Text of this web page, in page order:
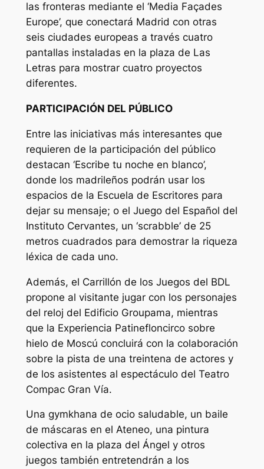
las fronteras mediante el ‘Media Façades
Europe’, que conectará Madrid con otras
seis ciudades europeas a través cuatro
pantallas instaladas en la plaza de Las
Letras para mostrar cuatro proyectos
diferentes.
PARTICIPACIÓN DEL PÚBLICO
Entre las iniciativas más interesantes que
requieren de la participación del público
destacan ‘Escribe tu noche en blanco’,
donde los madrileños podrán usar los
espacios de la Escuela de Escritores para
dejar su mensaje; o el Juego del Español del
Instituto Cervantes, un ‘scrabble’ de 25
metros cuadrados para demostrar la riqueza
léxica de cada uno.
Además, el Carrillón de los Juegos del BDL
propone al visitante jugar con los personajes
del reloj del Edificio Groupama, mientras
que la Experiencia Patinefloncirco sobre
hielo de Moscú concluirá con la colaboración
sobre la pista de una treintena de actores y
de los asistentes al espectáculo del Teatro
Compac Gran Vía.
Una gymkhana de ocio saludable, un baile
de máscaras en el Ateneo, una pintura
colectiva en la plaza del Ángel y otros
juegos también entretendrán a los